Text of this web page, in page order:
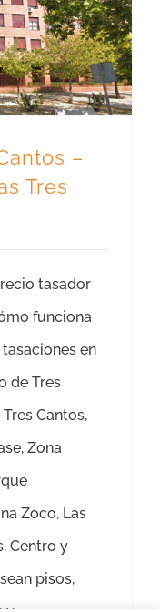
–
Tres
tasador
funciona
en
de Tres
Cantos,
Zona
Zoco, Las
Centro y
pisos,